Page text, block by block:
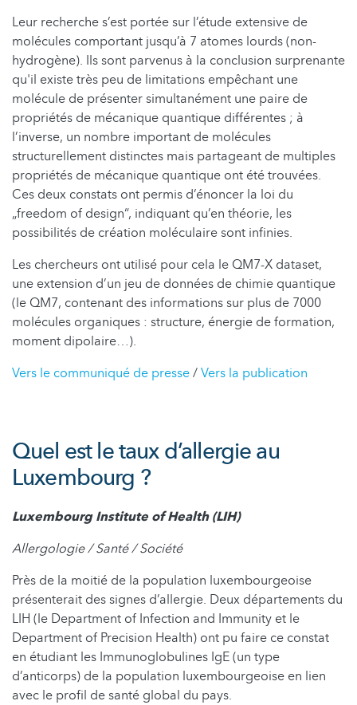
Leur recherche s’est portée sur l’étude extensive de
molécules comportant jusqu’à 7 atomes lourds (non-
hydrogène). Ils sont parvenus à la conclusion surprenante
qu'il existe très peu de limitations empêchant une
molécule de présenter simultanément une paire de
propriétés de mécanique quantique différentes ; à
l’inverse, un nombre important de molécules
structurellement distinctes mais partageant de multiples
propriétés de mécanique quantique ont été trouvées.
Ces deux constats ont permis d’énoncer la loi du
„freedom of design“, indiquant qu’en théorie, les
possibilités de création moléculaire sont infinies.
Les chercheurs ont utilisé pour cela le QM7-X dataset,
une extension d’un jeu de données de chimie quantique
(le QM7, contenant des informations sur plus de 7000
molécules organiques : structure, énergie de formation,
moment dipolaire…).
Vers le communiqué de presse/Vers la publication
Quel est le taux d’allergie au
Luxembourg ?
Luxembourg Institute of Health (LIH)
Allergologie / Santé / Société
Près de la moitié de la population luxembourgeoise
présenterait des signes d’allergie. Deux départements du
LIH (le Department of Infection and Immunity et le
Department of Precision Health) ont pu faire ce constat
en étudiant les Immunoglobulines IgE (un type
d’anticorps) de la population luxembourgeoise en lien
avec le profil de santé global du pays.